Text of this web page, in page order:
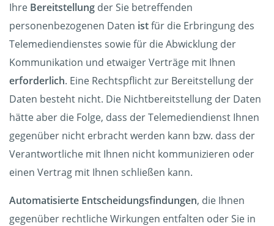
Ihre Bereitstellung der Sie betreffenden
personenbezogenen Daten istfür die Erbringung des
Telemediendienstes sowie für die Abwicklung der
Kommunikation und etwaiger Verträge mit Ihnen
erforderlich. Eine Rechtspflicht zur Bereitstellung der
Daten besteht nicht. Die Nichtbereitstellung der Daten
hätte aber die Folge, dass der Telemediendienst Ihnen
gegenüber nicht erbracht werden kann bzw. dass der
Verantwortliche mit Ihnen nicht kommunizieren oder
einen Vertrag mit Ihnen schließen kann.
Automatisierte Entscheidungsfindungen, die Ihnen
gegenüber rechtliche Wirkungen entfalten oder Sie in